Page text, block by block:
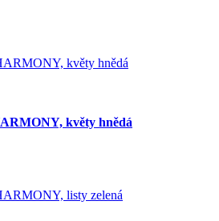
květy hnědá